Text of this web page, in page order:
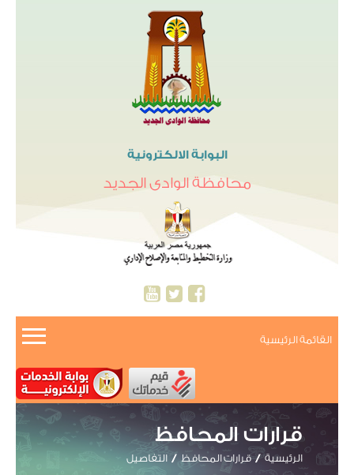
البوابة الالكترونية
محافظة الوادى الجديد
القائمة الرئيسية
قرارات المحافظ
الرئيسية قرارات المحافظ التفاصيل